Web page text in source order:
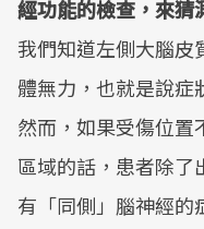
經功能的檢查，來猜
我們知道左側大腦皮
體無力，也就是說症
然而，如果受傷位置
區域的話，患者除了
有「同側」腦神經的